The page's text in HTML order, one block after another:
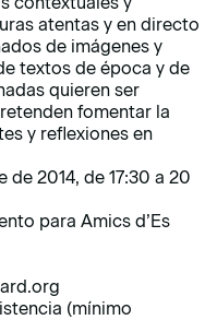
atentas y en directo
de imágenes y
textos de época y de
quieren ser
fomentar la
y reflexiones en
de 2014, de 17:30 a 20
para Amics d’Es
(mínimo